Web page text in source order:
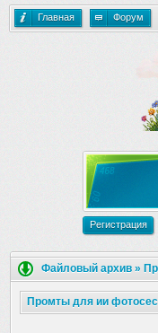
Главная Форум
Регистрация
Файловый архив »
Промты для ии